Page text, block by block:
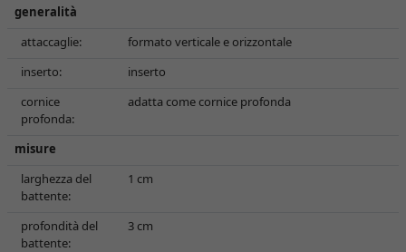
generalità
attaccaglie:
formato verticale e orizzontale
inserto:
inserto
cornice
profonda:
adatta come cornice profonda
misure
larghezza del
battente:
1 cm
profondità del
battente:
3 cm